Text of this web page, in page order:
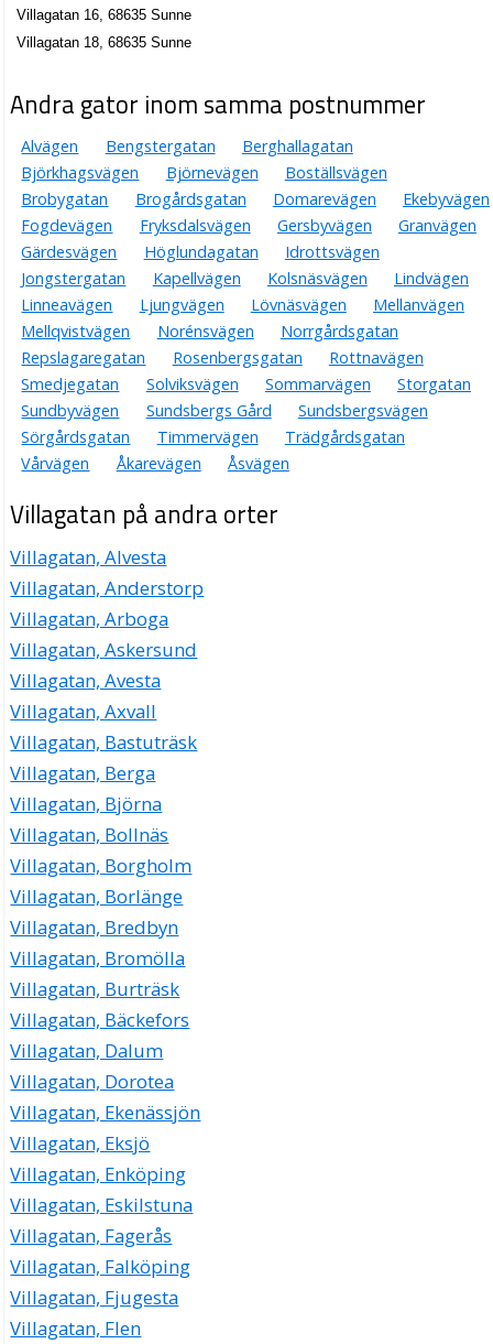
Villagatan 16, 68635 Sunne
Villagatan 18, 68635 Sunne
Andra gator inom samma postnummer
Alvägen Bengstergatan
Berghallagatan
Björkhagsvägen
Björnevägen
Boställsvägen
Brobygatan
Brogårdsgatan Domarevägen
Ekebyvägen
Fogdevägen
Fryksdalsvägen Gersbyvägen
Granvägen
Gärdesvägen
Höglundagatan
Idrottsvägen
Jongstergatan
Kapellvägen Kolsnäsvägen
Lindvägen
Linneavägen
Ljungvägen Lövnäsvägen
Mellanvägen
Mellqvistvägen
Norénsvägen
Norrgårdsgatan
Repslagaregatan
Rosenbergsgatan
Rottnavägen
Smedjegatan
Solviksvägen Sommarvägen
Storgatan
Sundbyvägen
Sundsbergs Gård
Sundsbergsvägen
Sörgårdsgatan
Timmervägen
Trädgårdsgatan
Vårvägen
Åkarevägen Åsvägen
Villagatan på andra orter
Villagatan, Alvesta
Villagatan, Anderstorp
Villagatan, Arboga
Villagatan, Askersund
Villagatan, Avesta
Villagatan, Axvall
Villagatan, Bastuträsk
Villagatan, Berga
Villagatan, Björna
Villagatan, Bollnäs
Villagatan, Borgholm
Villagatan, Borlänge
Villagatan, Bredbyn
Villagatan, Bromölla
Villagatan, Burträsk
Villagatan, Bäckefors
Villagatan, Dalum
Villagatan, Dorotea
Villagatan, Ekenässjön
Villagatan, Eksjö
Villagatan, Enköping
Villagatan, Eskilstuna
Villagatan, Fagerås
Villagatan, Falköping
Villagatan, Fjugesta
Villagatan, Flen